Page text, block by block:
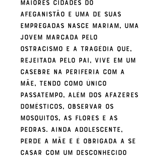
maiores cidades do
Afeganistão e uma de suas
empregadas nasce Mariam, uma
jovem marcada pelo
ostracismo e a tragédia que,
rejeitada pelo pai, vive em um
casebre na periferia com a
mãe, tendo como único
passatempo, além dos afazeres
domésticos, observar os
mosquitos, as flores e as
pedras. Ainda adolescente,
perde a mãe e é obrigada a se
casar com um desconhecido